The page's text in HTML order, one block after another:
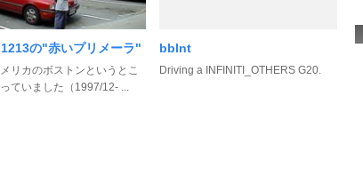
の"赤いプリメーラ"
リカのボストンというとこ
ていました（1997/12- ...
bblnt
Driving a INFINITI_OTHERS G20.